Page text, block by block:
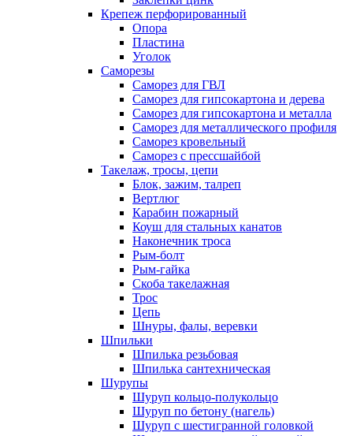
Крепеж перфорированный
Опора
Пластина
Уголок
Саморезы
Саморез для ГВЛ
Саморез для гипсокартона и дерева
Саморез для гипсокартона и металла
Саморез для металлического профиля
Саморез кровельный
Саморез с прессшайбой
Такелаж, тросы, цепи
Блок, зажим, талреп
Вертлюг
Карабин пожарный
Коуш для стальных канатов
Наконечник троса
Рым-болт
Рым-гайка
Скоба такелажная
Трос
Цепь
Шнуры, фалы, веревки
Шпильки
Шпилька резьбовая
Шпилька сантехническая
Шурупы
Шуруп кольцо-полукольцо
Шуруп по бетону (нагель)
Шуруп с шестигранной головкой